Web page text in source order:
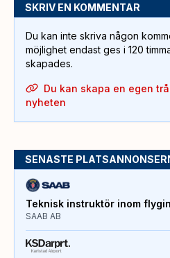
SKRIV EN KOMMENTAR
Du kan inte skriva någon
möjlighet endast ges i 120
skapades.
Du kan skapa en egen
nyheten
SENASTE
Teknisk instruktör inom
SAAB AB